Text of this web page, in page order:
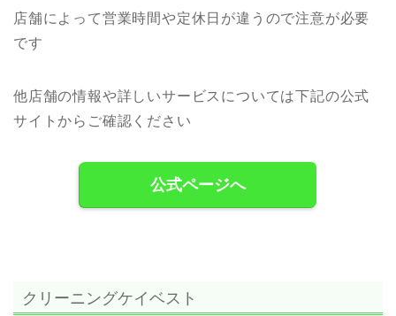
店舗によって営業時間や定休日が違うので注意が必要
です
他店舗の情報や詳しいサービスについては下記の公式
サイトからご確認ください
公式ページへ
クリーニングケイベスト